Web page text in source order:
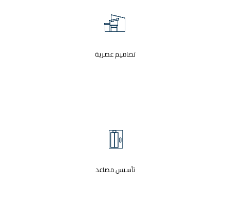
تصاميم عصرية
تأسيس مصاعد